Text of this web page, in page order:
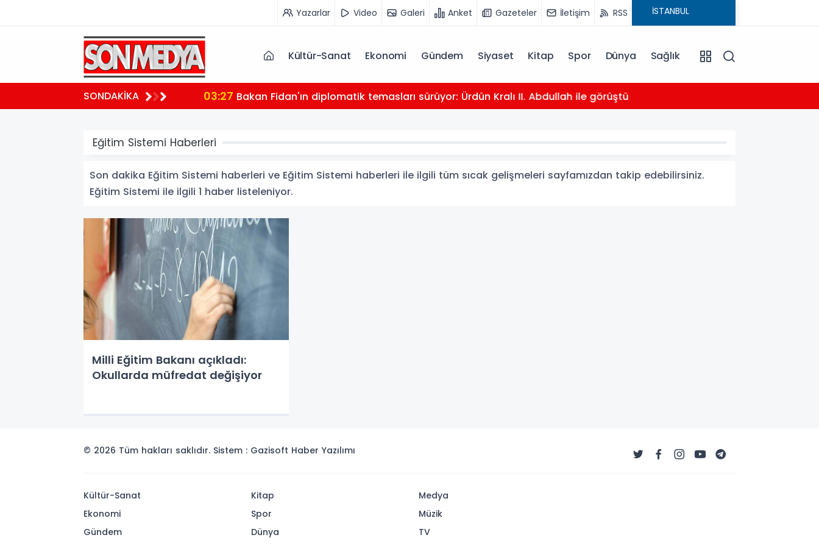
Yazarlar Video Galeri Anket Gazeteler İletişim RSS
Kültür-Sanat Ekonomi Gündem Siyaset Kitap Spor Dünya Sağlık
SONDAKİKA 03:27 Bakan Fidan'ın diplomatik temasları sürüyor: Ürdün Kralı II. Abdullah ile görüştü
Eğitim Sistemi Haberleri
Son dakika Eğitim Sistemi haberleri ve Eğitim Sistemi haberleri ile ilgili tüm sıcak gelişmeleri sayfamızdan takip edebilirsiniz.
Eğitim Sistemi ile ilgili 1 haber listeleniyor.
Milli Eğitim Bakanı açıkladı:
Okullarda müfredat değişiyor
© 2026 Tüm hakları saklıdır. Sistem : Gazisoft Haber Yazılımı
Kültür-Sanat
Ekonomi
Gündem
Kitap
Spor
Dünya
Medya
Müzik
TV